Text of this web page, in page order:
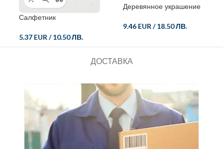
Салфетник
5.37 EUR /10.50 ЛВ.
Деревянное украшение
9.46 EUR/18.50 ЛВ.
ДОСТАВКА